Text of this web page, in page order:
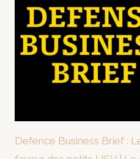
Defence Business Brief :